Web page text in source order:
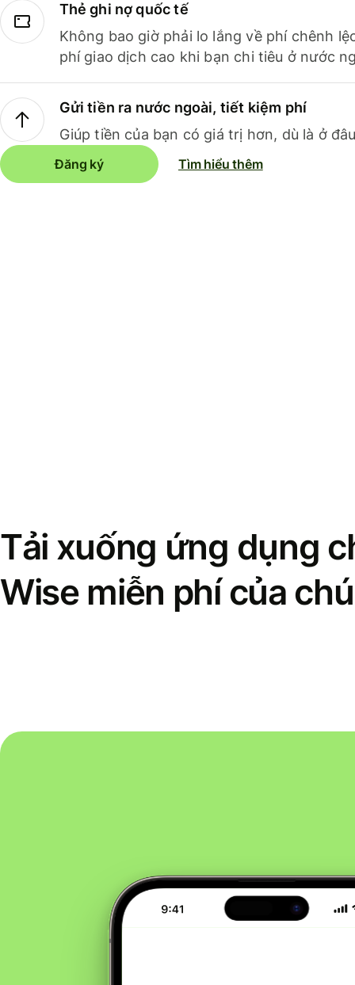
Thẻ ghi nợ quốc tế
Không bao giờ phải lo lắng về phí chênh
phí giao dịch cao khi bạn chi tiêu ở nước
Gửi tiền ra nước ngoài, tiết kiệm phí
Giúp tiền của bạn có giá trị hơn, dù là ở
Đăng ký Tìm hiểu thêm
Tải xuống ứng dụng
Wise miễn phí của